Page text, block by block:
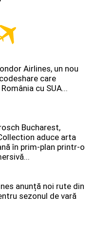
Airlines, un nou
care
cu SUA...
Bucharest,
aduce arta
în prim-plan printr-o
anunță noi rute din
sezonul de vară